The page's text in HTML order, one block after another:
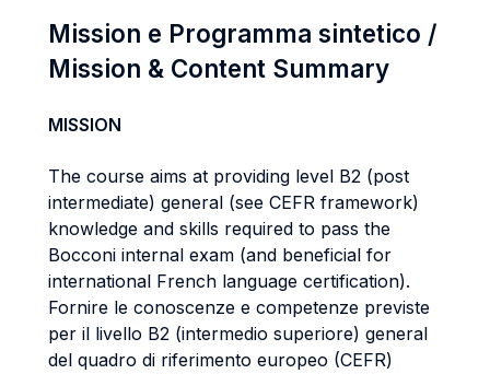
Mission e Programma sintetico /
Mission & Content Summary
MISSION
The course aims at providing level B2 (post
intermediate) general (see CEFR framework)
knowledge and skills required to pass the
Bocconi internal exam (and beneficial for
international French language certification).
Fornire le conoscenze e competenze previste
per il livello B2 (intermedio superiore) general
del quadro di riferimento europeo (CEFR)